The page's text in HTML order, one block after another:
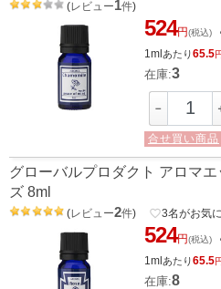
(レビュー1件)
524円(税込)
1mlあたり65.5
在庫:3
－
合せ買い商品
グローバルプロダクト アロマ
ズ 8ml
(レビュー2件) favorite_border3名がお気
524円(税込)
1mlあたり65.5
在庫:8